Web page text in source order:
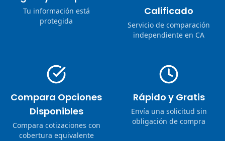
Tu información está
protegida
Calificado
Servicio de comparación
independiente en CA
Compara Opciones
Disponibles
Compara cotizaciones con
cobertura equivalente
Rápido y Gratis
Envía una solicitud sin
obligación de compra